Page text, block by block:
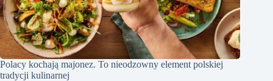
Polacy kochają majonez. To nieodzowny element polskiej
tradycji kulinarnej